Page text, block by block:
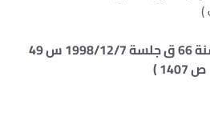
( الطعن رقم 26136 لسنة 66 ق جلسة 1998/12/7 س 49
ص 1407 )